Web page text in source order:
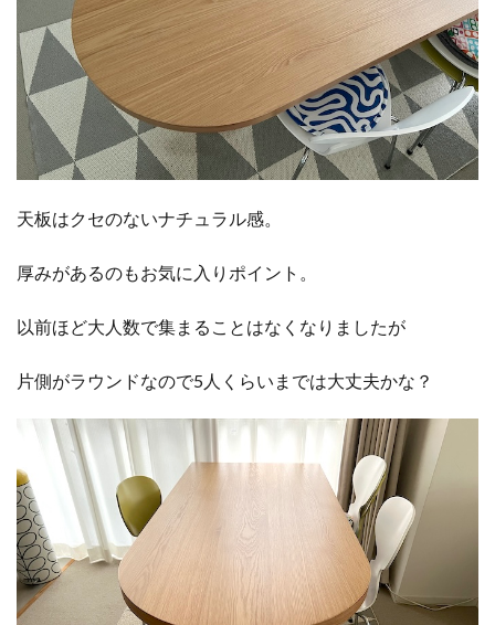
天板はクセのないナチュラル感。
厚みがあるのもお気に入りポイント。
以前ほど大人数で集まることはなくなりましたが
片側がラウンドなので5人くらいまでは大丈夫かな？